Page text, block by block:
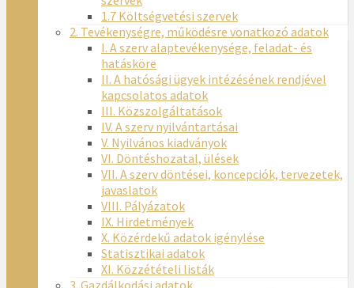
1.7 Költségvetési szervek
2. Tevékenységre, működésre vonatkozó adatok
I. A szerv alaptevékenysége, feladat- és
hatásköre
II. A hatósági ügyek intézésének rendjével
kapcsolatos adatok
III. Közszolgáltatások
IV. A szerv nyilvántartásai
V. Nyilvános kiadványok
VI. Döntéshozatal, ülések
VII. A szerv döntései, koncepciók, tervezetek,
javaslatok
VIII. Pályázatok
IX. Hirdetmények
X. Közérdekű adatok igénylése
Statisztikai adatok
XI. Közzétételi listák
3. Gazdálkodási adatok